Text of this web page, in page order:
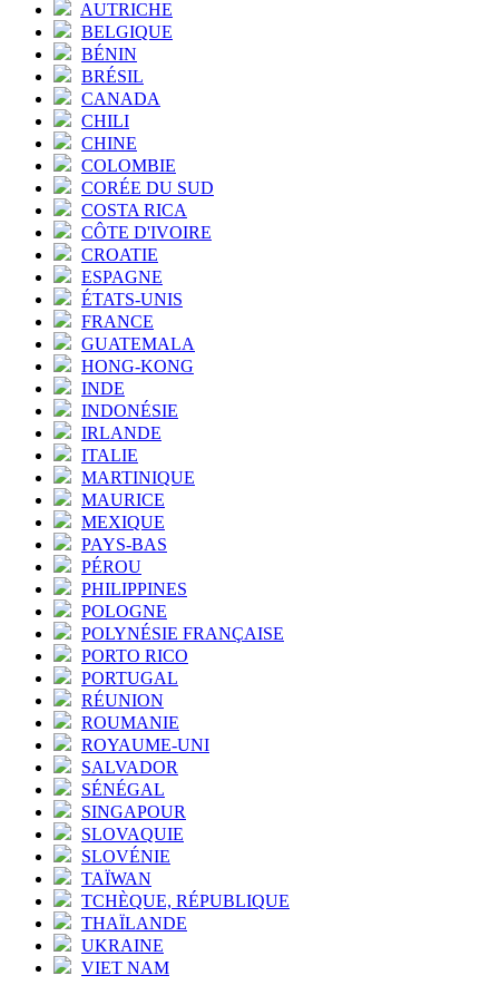
AUTRICHE
BELGIQUE
BÉNIN
BRÉSIL
CANADA
CHILI
CHINE
COLOMBIE
CORÉE DU SUD
COSTA RICA
CÔTE D'IVOIRE
CROATIE
ESPAGNE
ÉTATS-UNIS
FRANCE
GUATEMALA
HONG-KONG
INDE
INDONÉSIE
IRLANDE
ITALIE
MARTINIQUE
MAURICE
MEXIQUE
PAYS-BAS
PÉROU
PHILIPPINES
POLOGNE
POLYNÉSIE FRANÇAISE
PORTO RICO
PORTUGAL
RÉUNION
ROUMANIE
ROYAUME-UNI
SALVADOR
SÉNÉGAL
SINGAPOUR
SLOVAQUIE
SLOVÉNIE
TAÏWAN
TCHÈQUE, RÉPUBLIQUE
THAÏLANDE
UKRAINE
VIET NAM